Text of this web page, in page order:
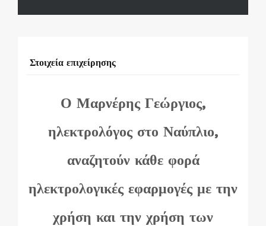
Στοιχεία επιχείρησης
Ο Μαρνέρης Γεώργιος,
ηλεκτρολόγος στο Ναύπλιο,
αναζητούν κάθε φορά
ηλεκτρολογικές εφαρμογές με την
χρήση και την χρήση των